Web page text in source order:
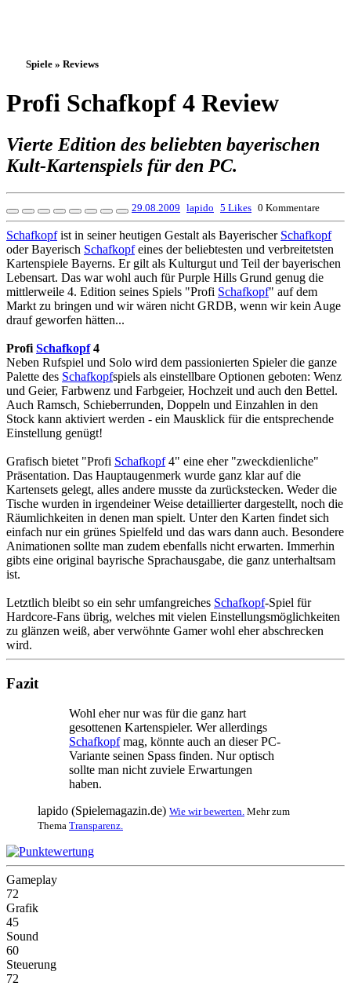
Spiele » Reviews
Profi Schafkopf 4 Review
Vierte Edition des beliebten bayerischen
Kult-Kartenspiels für den PC.
29.08.2009 lapido 5 Likes 0 Kommentare
Schafkopfist in seiner heutigen Gestalt als Bayerischer Schafkopf
oder Bayerisch Schafkopfeines der beliebtesten und verbreitetsten
Kartenspiele Bayerns. Er gilt als Kulturgut und Teil der bayerischen
Lebensart. Das war wohl auch für Purple Hills Grund genug die
mittlerweile 4. Edition seines Spiels "Profi Schafkopf" auf dem
Markt zu bringen und wir wären nicht GRDB, wenn wir kein Auge
drauf geworfen hätten...
Profi Schafkopf4
Neben Rufspiel und Solo wird dem passionierten Spieler die ganze
Palette des Schafkopfspiels als einstellbare Optionen geboten: Wenz
und Geier, Farbwenz und Farbgeier, Hochzeit und auch den Bettel.
Auch Ramsch, Schieberrunden, Doppeln und Einzahlen in den
Stock kann aktiviert werden - ein Mausklick für die entsprechende
Einstellung genügt!
Grafisch bietet "Profi Schafkopf4" eine eher "zweckdienliche"
Präsentation. Das Hauptaugenmerk wurde ganz klar auf die
Kartensets gelegt, alles andere musste da zurückstecken. Weder die
Tische wurden in irgendeiner Weise detaillierter dargestellt, noch die
Räumlichkeiten in denen man spielt. Unter den Karten findet sich
einfach nur ein grünes Spielfeld und das wars dann auch. Besondere
Animationen sollte man zudem ebenfalls nicht erwarten. Immerhin
gibts eine original bayrische Sprachausgabe, die ganz unterhaltsam
ist.
Letztlich bleibt so ein sehr umfangreiches Schafkopf-Spiel für
Hardcore-Fans übrig, welches mit vielen Einstellungsmöglichkeiten
zu glänzen weiß, aber verwöhnte Gamer wohl eher abschrecken
wird.
Fazit
Wohl eher nur was für die ganz hart
gesottenen Kartenspieler. Wer allerdings
Schafkopfmag, könnte auch an dieser PC-
Variante seinen Spass finden. Nur optisch
sollte man nicht zuviele Erwartungen
haben.
lapido (Spielemagazin.de) Wie wir bewerten. Mehr zum
Thema Transparenz.
Gameplay
72
Grafik
45
Sound
60
Steuerung
72